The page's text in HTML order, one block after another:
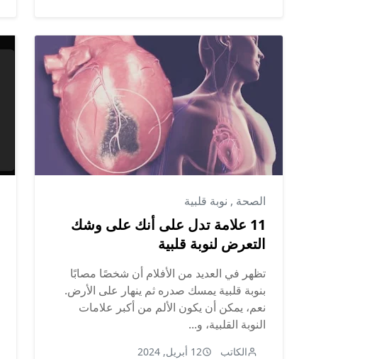
الصحة , نوبة قلبية
11 علامة تدل على أنك على وشك
التعرض لنوبة قلبية
تظهر في العديد من الأفلام أن شخصًا مصابًا
بنوبة قلبية يمسك صدره ثم ينهار على الأرض.
نعم، يمكن أن يكون الألم من أكبر علامات
النوبة القلبية، و...
الكاتب 12 أبريل, 2024